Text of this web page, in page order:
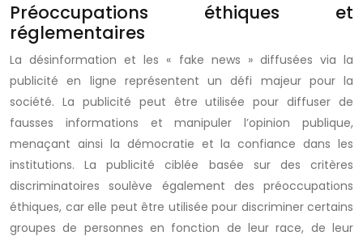
Préoccupations éthiques et
réglementaires
La désinformation et les « fake news » diffusées via la
publicité en ligne représentent un défi majeur pour la
société. La publicité peut être utilisée pour diffuser de
fausses informations et manipuler l’opinion publique,
menaçant ainsi la démocratie et la confiance dans les
institutions. La publicité ciblée basée sur des critères
discriminatoires soulève également des préoccupations
éthiques, car elle peut être utilisée pour discriminer certains
groupes de personnes en fonction de leur race, de leur